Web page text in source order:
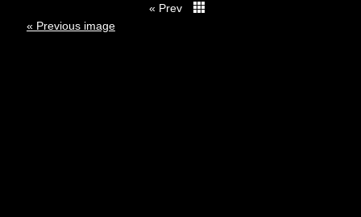
« Prev
« Previous image